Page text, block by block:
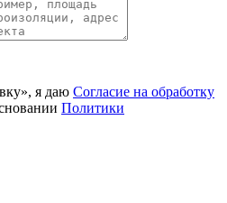
я даю Согласие на обработку
Политики